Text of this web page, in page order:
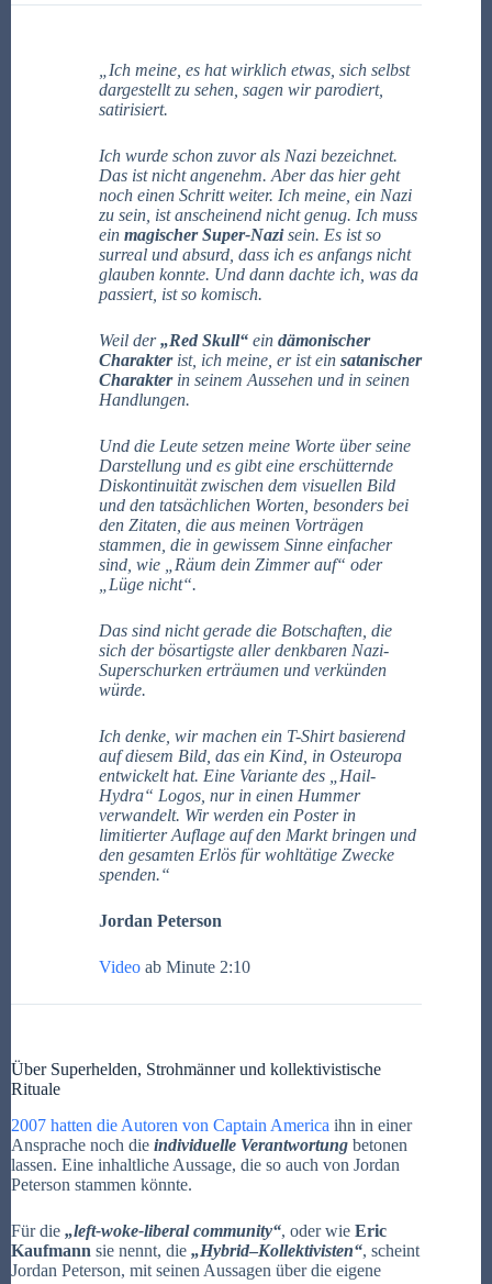
„Ich meine, es hat wirklich etwas, sich selbst
dargestellt zu sehen, sagen wir parodiert,
satirisiert.
Ich wurde schon zuvor als Nazi bezeichnet.
Das ist nicht angenehm. Aber das hier geht
noch einen Schritt weiter. Ich meine, ein Nazi
zu sein, ist anscheinend nicht genug. Ich muss
ein magischer Super-Nazisein. Es ist so
surreal und absurd, dass ich es anfangs nicht
glauben konnte. Und dann dachte ich, was da
passiert, ist so komisch.
Weil der„Red Skull“ ein dämonischer
Charakterist, ich meine, er ist ein satanischer
Charakterin seinem Aussehen und in seinen
Handlungen.
Und die Leute setzen meine Worte über seine
Darstellung und es gibt eine erschütternde
Diskontinuität zwischen dem visuellen Bild
und den tatsächlichen Worten, besonders bei
den Zitaten, die aus meinen Vorträgen
stammen, die in gewissem Sinne einfacher
sind, wie „Räum dein Zimmer auf“ oder
„Lüge nicht“.
Das sind nicht gerade die Botschaften, die
sich der bösartigste aller denkbaren Nazi-
Superschurken erträumen und verkünden
würde.
Ich denke, wir machen ein T-Shirt basierend
auf diesem Bild, das ein Kind, in Osteuropa
entwickelt hat. Eine Variante des „Hail-
Hydra“ Logos, nur in einen Hummer
verwandelt. Wir werden ein Poster in
limitierter Auflage auf den Markt bringen und
den gesamten Erlös für wohltätige Zwecke
spenden.“
Jordan Peterson
Video ab Minute 2:10
Über Superhelden, Strohmänner und kollektivistische
Rituale
2007 hatten die Autoren von Captain America ihn in einer
Ansprache noch die individuelle Verantwortung betonen
lassen. Eine inhaltliche Aussage, die so auch von Jordan
Peterson stammen könnte.
Für die „left-woke-liberal community“, oder wie Eric
Kaufmann sie nennt, die „Hybrid–Kollektivisten“, scheint
Jordan Peterson, mit seinen Aussagen über die eigene